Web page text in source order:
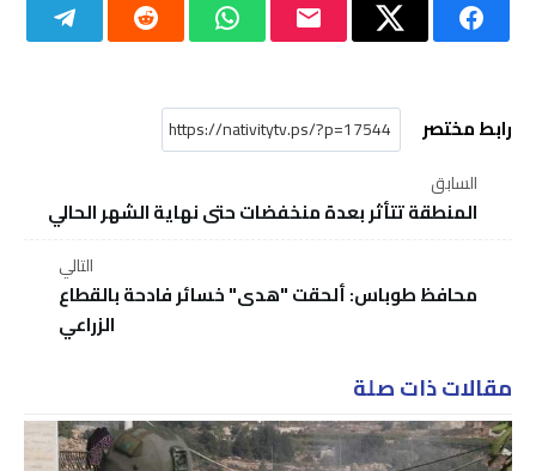
رابط مختصر
السابق
المنطقة تتأثر بعدة منخفضات حتى نهاية الشهر الحالي
التالي
محافظ طوباس: ألحقت "هدى" خسائر فادحة بالقطاع
الزراعي
مقالات ذات صلة